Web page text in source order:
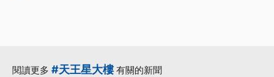
閱讀更多 #天王星大樓有關的新聞